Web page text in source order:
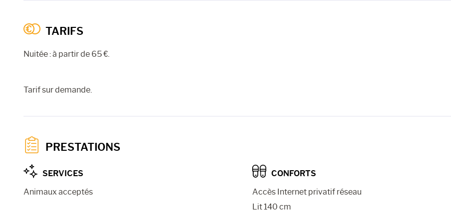
TARIFS
Nuitée : à partir de 65 €.
Tarif sur demande.
PRESTATIONS
SERVICES
Animaux acceptés
CONFORTS
Accès Internet privatif réseau
Lit 140 cm